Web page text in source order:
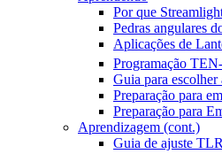
Por que
Pedras angulares
Aplicações de
Programação
Guia para escolher
Preparação para
Preparação para
Aprendizagem (cont.)
Guia de ajuste TLR